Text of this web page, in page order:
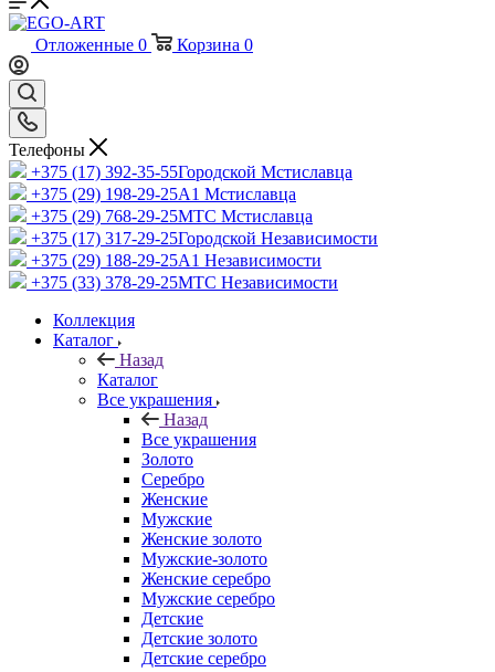
Отложенные 0 Корзина 0
Телефоны
+375 (17) 392-35-55Городской Мстиславца
+375 (29) 198-29-25A1 Мстиславца
+375 (29) 768-29-25МТС Мстиславца
+375 (17) 317-29-25Городской Независимости
+375 (29) 188-29-25A1 Независимости
+375 (33) 378-29-25МТС Независимости
Коллекция
Каталог
Назад
Каталог
Все украшения
Назад
Все украшения
Золото
Серебро
Женские
Мужские
Женские золото
Мужские-золото
Женские серебро
Мужские серебро
Детские
Детские золото
Детские серебро